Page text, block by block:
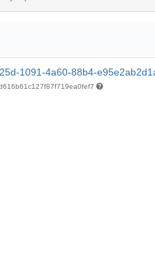
1091-4a60-88b4-